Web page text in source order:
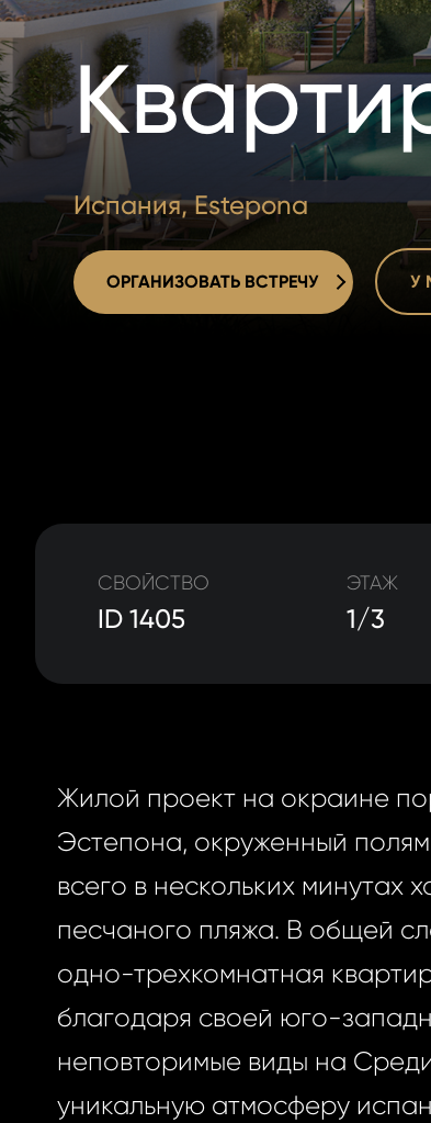
Испания, Estepona
ОРГАНИЗОВАТЬ ВСТРЕЧУ У
СВОЙСТВО
ID 1405
ЭТАЖ
1/3
Жилой проект на окраине
Эстепона, окруженный
всего в нескольких минутах
песчаного пляжа. В общей
одно-трехкомнатная
благодаря своей юго-
неповторимые виды на
уникальную атмосферу